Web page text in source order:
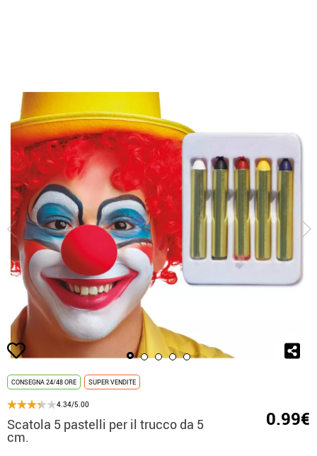
CONSEGNA 24/48 ORE SUPER VENDITE
4.34/5.00
Scatola 5 pastelli per il trucco da 5
cm.
0.99€